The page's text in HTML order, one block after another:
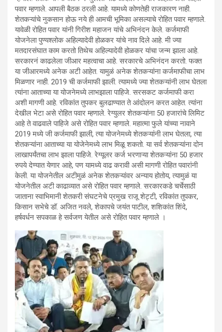
पवार म्हणाले. आपली बैठक ठरली आहे. यामध्ये कोणतेही राजकारण नाही.
शेतकऱ्यांचे नुकसान होऊ नये ही आमची भूमिका असल्याचे रोहित पवार म्हणाले.
यावेळी रोहित पवार यांनी गिरीश महाजन यांचे अभिनंदन केले. कर्जमाफी
योजनेला पुण्यश्लोक अहिल्यादेवी होळकर यांचे नाव दिले आहे. मी ज्या
मतदारसंघात काम करतो तिथेच अहिल्यादेवी होळकर यांचा जन्म झाला आहे.
सरकारनं काढलेला जीआर महत्वाचा आहे. सरकारचे अभिनंदन करतो. फक्त
या जीआरमध्ये अनेक अटी आहेत. यामुळं अनेक शेतकऱ्यांना कर्जमाफीचा लाभ
मिळणार नाही. 2019 ची कर्जमाफी झाली. त्यामध्ये ज्या शेतकऱ्यांनी लाभ घेतला
त्यांना आताच्या या योजनेमध्ये लाभझाला पाहिजे. सरसकट कर्जमाफी करा
अशी मागणी आहे. रविकांत तुपकर बुलढाण्यात ते आंदोलन करत आहेत. त्यांना
देखील भेटा असे रोहित पवार म्हणाले. रेग्युलर शेतकऱ्यांना 50 हजारांचे लिमिट
आहे ते वाढवाले पाहिजे असे रोहित पवार म्हणाले. महात्मा फुले यांच्या नावाने
2019 मध्ये जी कर्जमाफी झाली, त्या योजनेमध्ये शेतकऱ्यांनी लाभ घेतला, त्या
शेतकऱ्यांना आताच्या या योजेनेमध्ये लाभ मिळू शकतो. या सर्व शेतकऱ्यांना दोन
लाखापर्यंतचा लाभ झाला पाहिजे. रेग्यूलर कर्ज भरणाऱ्या शेतकऱ्यांना 50 हजार
रुपये देण्यात येणार आहे, पण यामध्ये वाढ करावी असी मागणी रोहित पवारांनी
केली. या योजनेतील अटीमुळं अनेक शेतकऱ्यांवर अन्याय होतोय, त्यामुळं या
योजनेतील अटी काढाव्यात असे रोहित पवार म्हणाले. सरकारकडे चर्चेसाठी
जाताना स्वाभिमानी शेतकरी संघटनेचे प्रमुख राजू शेट्टी, रविकांत तुपकर,
किसान सभेचे डॉ. अजित नवले, शेकापचे जयंत पाटील, शशिकांत शिंदे,
हर्षवर्धन सपकाळ हे सर्वजण येतील असे रोहित पवार म्हणाले ।